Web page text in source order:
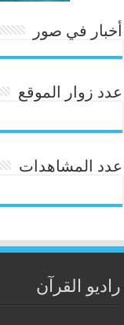
أخبار في صور
عدد زوار الموقع
عدد المشاهدات
راديو القرآن